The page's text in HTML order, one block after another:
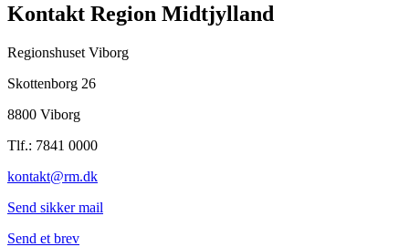
Kontakt Region Midtjylland
Regionshuset Viborg
Skottenborg 26
8800 Viborg
Tlf.: 7841 0000
kontakt@rm.dk
Send sikker mail
Send et brev